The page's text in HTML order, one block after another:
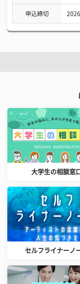
申込締切
大学生の相談窓
セルフライナーノ